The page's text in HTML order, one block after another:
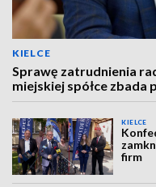
KIELCE
Sprawę zatrudnienia
miejskiej spółce zbada
KIELCE
firm